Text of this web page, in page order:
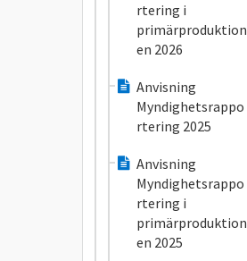
rtering i
primärproduktion
en 2026
Anvisning
Myndighetsrappo
rtering 2025
Anvisning
Myndighetsrappo
rtering i
primärproduktion
en 2025